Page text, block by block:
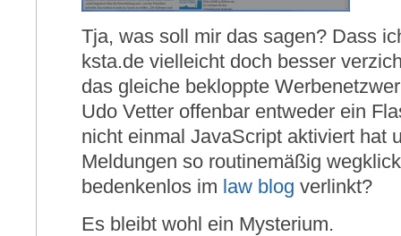
Tja, was soll mir das sagen? Dass
ksta.de vielleicht doch besser
das gleiche bekloppte
Udo Vetter offenbar entweder ein
nicht einmal JavaScript aktiviert hat
Meldungen so routinemäßig
bedenkenlos im law blog verlinkt?
Es bleibt wohl ein Mysterium.